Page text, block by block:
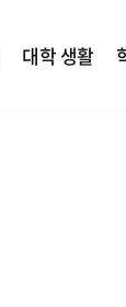
대학 생활